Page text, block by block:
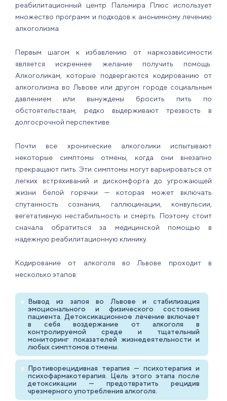
реабилитационный центр Пальмира Плюс использует
множество программ и подходов к анонимному лечению
алкоголизма.
Первым шагом к избавлению от наркозависимости
является искреннее желание получить помощь.
Алкоголикам, которые подвергаются кодированию от
алкоголизма во Львове или другом городе социальным
давлением или вынуждены бросить пить по
обстоятельствам, редко выдерживают трезвость в
долгосрочной перспективе.
Почти все хронические алкоголики испытывают
некоторые симптомы отмены, когда они внезапно
прекращают пить. Эти симптомы могут варьироваться от
легких встряхиваний и дискомфорта до угрожающей
жизни белой горячки — которая может включать
спутанность сознания, галлюцинации, конвульсии,
вегетативную нестабильность и смерть. Поэтому стоит
сначала обратиться за медицинской помощью в
надежную реабилитационную клинику.
Кодирование от алкоголя во Львове проходит в
несколько этапов:
Вывод из запоя во Львове и стабилизация
эмоционального и физического состояния
пациента. Детоксикационное лечение включает
в себя воздержание от алкоголя в
контролируемой среде и тщательный
мониторинг показателей жизнедеятельности и
любых симптомов отмены.
Противорецидивная терапия — психотерапия и
психофармакотерапия. Цель этого этапа после
детоксикации — предотвратить рецидив
чрезмерного употребления алкоголя.